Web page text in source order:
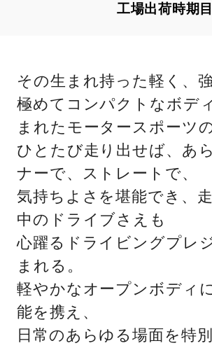
工場出荷時期
その生まれ持った軽く、強
極めてコンパクトなボデ
まれたモータースポーツ
ひとたび走り出せば、あ
ナーで、ストレートで、
気持ちよさを堪能でき、
中のドライブさえも
心躍るドライビングプレ
まれる。
軽やかなオープンボディ
能を携え、
日常のあらゆる場面を特